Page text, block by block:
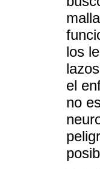
los
el
no